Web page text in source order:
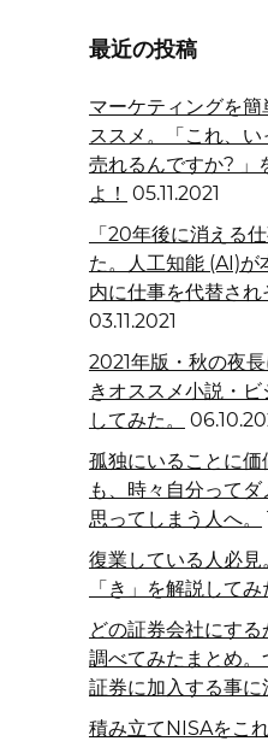
最近の投稿
マーケティングを
ススメ。「これ、
売れるんですか? 」
よ！ 05.11.2021
「20年後に消える
た。人工知能 (AI)
内に仕事を代替さ
03.11.2021
2021年版・秋の夜
きオススメ小説・
してみた。
孤独にいることに
も、時々自分って
思ってしまう人へ。
復業している人必
「き」を解説してみ
どの証券会社にす
調べてみたまとめ
証券に加入する事に
積み立てNISAをこ